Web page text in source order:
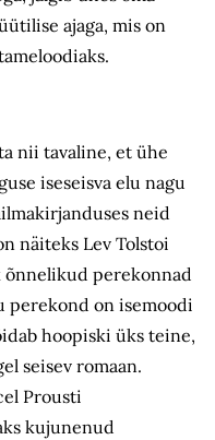
ajaga, mis on
nii tavaline, et ühe
iseseisva elu nagu
neid
näiteks Lev Tolstoi
õnnelikud perekonnad
perekond on isemoodi
hoopiski üks teine,
seisev romaan.
Prousti
kujunenud